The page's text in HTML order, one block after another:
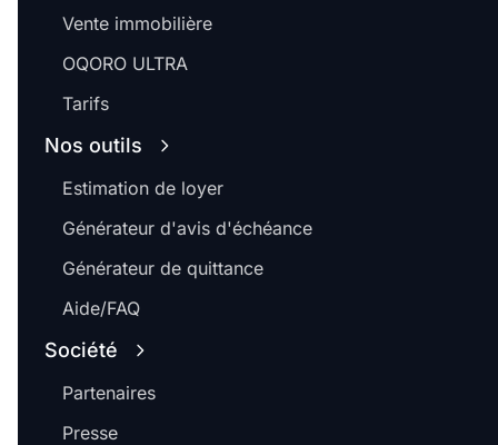
Vente immobilière
OQORO ULTRA
Tarifs
Nos outils
Estimation de loyer
Générateur d'avis d'échéance
Générateur de quittance
Aide/FAQ
Société
Partenaires
Presse